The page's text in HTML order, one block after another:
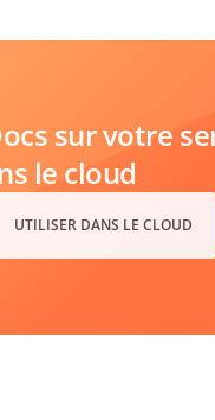
sur votre
le cloud
UTILISER DANS LE CLOUD